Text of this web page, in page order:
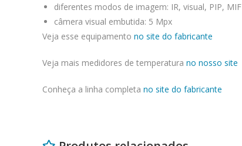
diferentes modos de imagem: IR, visual, PIP, MIF
câmera visual embutida: 5 Mpx
Veja esse equipamento no site do fabricante
Veja mais medidores de temperatura no nosso site
Conheça a linha completa no site do fabricante